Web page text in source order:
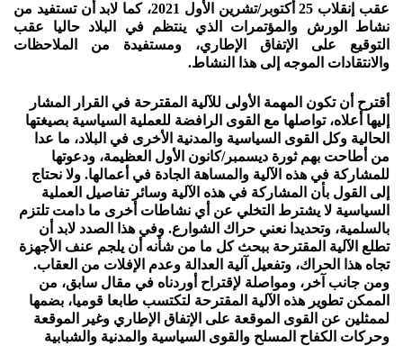
عقب إنقلاب 25 أكتوبر/تشرين الأول 2021، كما لابد أن تستفيد من
نشاط الورش والمؤتمرات الذي ينتظم في البلاد حاليا عقب
التوقيع على الإتفاق الإطاري، ومستفيدة من الملاحظات
والانتقادات الموجه إلى هذا النشاط.
أقترح أن تكون المهمة الأولى للآلية المقترحة في القرار المشار
إليها أعلاه، تواصلها مع القوى الرافضة للعملية السياسية بصيغتها
الحالية وكل القوى السياسية والمدنية الأخرى في البلاد، ما عدا
من أطاحت بهم ثورة ديسمبر/كانون الأول العظيمة، ودعوتها
للمشاركة في هذه الآلية والمساهة الجادة في أعمالها. ولا نحتاج
إلى القول بأن المشاركة في هذه الآلية وسائر تفاصيل العملية
السياسية لا يشترط التخلي عن أي نشاطات أخرى ما دامت تلتزم
بالسلمية، وتحديدا نعني حراك الشوارع. وفي هذا الصدد لابد أن
تطلع الآلية المقترحة ببحث كل ما من شأنه أن يلجم عنف الأجهزة
تجاه هذا الحراك، وتفعيل آلية العدالة وعدم الإفلات من العقاب.
ومن جانب آخر، ومواصلة لإقتراح أوردناه في مقال سابق، من
الممكن تطوير هذه الآلية المقترحة لتكتسب طابعا قوميا، بضمها
لممثلين عن القوى الموقعة على الإتفاق الإطاري وغير الموقعة
وحركات الكفاح المسلح والقوى السياسية والمدنية والشبابية